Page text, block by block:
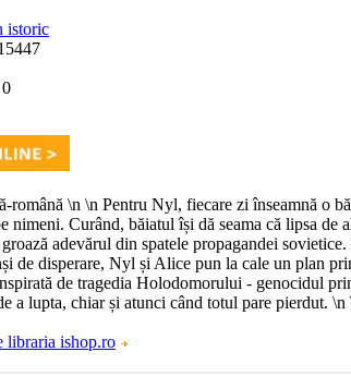
istoric
0
română \n \n Pentru Nyl, fiecare zi înseamnă o
nimeni. Curând, băiatul își dă seama că lipsa
adevărul din spatele propagandei
de disperare, Nyl și Alice pun la cale un plan
de tragedia Holodomorului - genocidul
a lupta, chiar și atunci când totul pare pierdut.
libraria ishop.ro